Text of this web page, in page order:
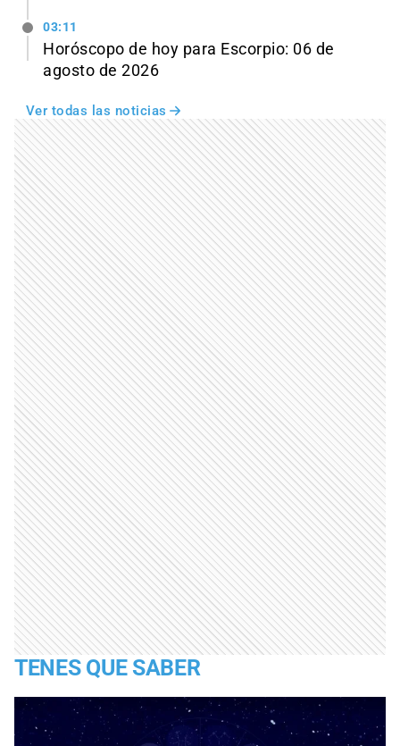
03:11
Horóscopo de hoy para Escorpio: 06 de
agosto de 2026
Ver todas las noticias
TENES QUE SABER